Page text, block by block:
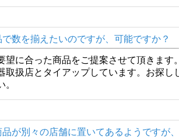
で数を揃えたいのですが、可能ですか？
望に合った商品をご提案させて頂きま
取扱店とタイアップしています。お探
。
品が別々の店舗に置いてあるようですが